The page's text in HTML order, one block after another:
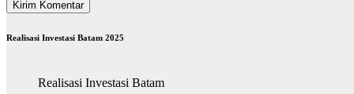
Realisasi Investasi Batam 2025
Realisasi Investasi Batam